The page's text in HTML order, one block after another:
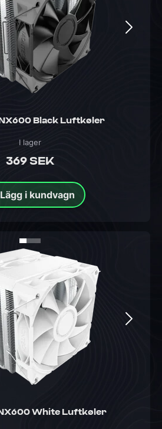
Black Luftkøler
369 SEK
I lager
Lägg i kundvagn
White Luftkøler